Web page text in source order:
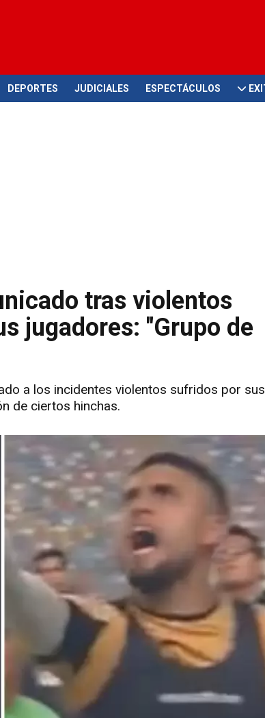
DEPORTES JUDICIALES ESPECTÁCULOS
tras violentos
jugadores: "Grupo de
a los incidentes violentos sufridos por
de ciertos hinchas.